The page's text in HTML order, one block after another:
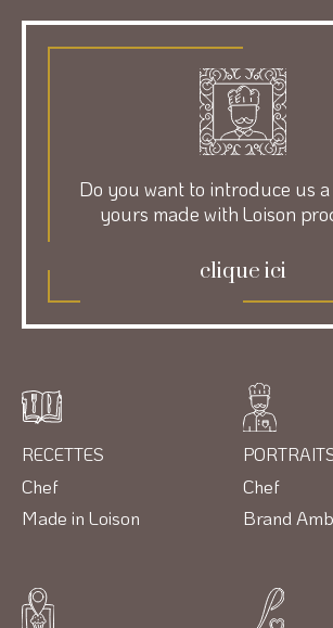
RECETTES
Chef
Made in Loison
Chef
Brand
Do you want to introduce us
yours made with Loison
clique ici